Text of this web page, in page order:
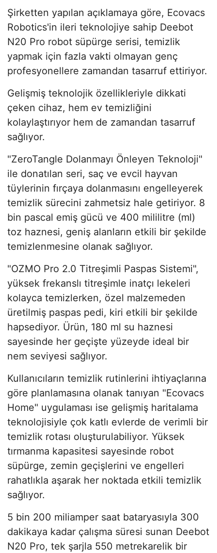
Şirketten yapılan açıklamaya göre, Ecovacs
Robotics'in ileri teknolojiye sahip Deebot
N20 Pro robot süpürge serisi, temizlik
yapmak için fazla vakti olmayan genç
profesyonellere zamandan tasarruf ettiriyor.
Gelişmiş teknolojik özellikleriyle dikkati
çeken cihaz, hem ev temizliğini
kolaylaştırıyor hem de zamandan tasarruf
sağlıyor.
"ZeroTangle Dolanmayı Önleyen Teknoloji"
ile donatılan seri, saç ve evcil hayvan
tüylerinin fırçaya dolanmasını engelleyerek
temizlik sürecini zahmetsiz hale getiriyor. 8
bin pascal emiş gücü ve 400 mililitre (ml)
toz haznesi, geniş alanların etkili bir şekilde
temizlenmesine olanak sağlıyor.
"OZMO Pro 2.0 Titreşimli Paspas Sistemi",
yüksek frekanslı titreşimle inatçı lekeleri
kolayca temizlerken, özel malzemeden
üretilmiş paspas pedi, kiri etkili bir şekilde
hapsediyor. Ürün, 180 ml su haznesi
sayesinde her geçişte yüzeyde ideal bir
nem seviyesi sağlıyor.
Kullanıcıların temizlik rutinlerini ihtiyaçlarına
göre planlamasına olanak tanıyan "Ecovacs
Home" uygulaması ise gelişmiş haritalama
teknolojisiyle çok katlı evlerde de verimli bir
temizlik rotası oluşturulabiliyor. Yüksek
tırmanma kapasitesi sayesinde robot
süpürge, zemin geçişlerini ve engelleri
rahatlıkla aşarak her noktada etkili temizlik
sağlıyor.
5 bin 200 miliamper saat bataryasıyla 300
dakikaya kadar çalışma süresi sunan Deebot
N20 Pro, tek şarjla 550 metrekarelik bir